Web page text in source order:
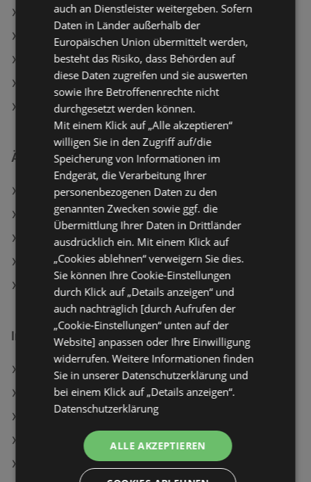
Aktuelle Dehner Garten-Center Flugblätter
Aktuelle OBI Flugblätter
Aktuelle bellaflora Flugblätter
Aktuelle hagebaumarkt Flugblätter
Aktuelle Matratzen Concord Flugblätter
Ähnliche Händler
JYSK Angebote
Matratzen Concord Angebote
Hornbach Angebote
OBI Angebote
Hagebau Lieb Markt Angebote
Interessantes auf wogibtswas.at
Taschen Shadow Angebote
LIBRO Filialen in Feldham
Fiat Filialen in Schildbach
BILLA Filialen in Mallau
auch an Dienstleister weitergeben. Sofern
Daten in Länder außerhalb der
Europäischen Union übermittelt werden,
besteht das Risiko, dass Behörden auf
diese Daten zugreifen und sie auswerten
sowie Ihre Betroffenenrechte nicht
durchgesetzt werden können.
Mit einem Klick auf „Alle akzeptieren“
willigen Sie in den Zugriff auf/die
Speicherung von Informationen im
Endgerät, die Verarbeitung Ihrer
personenbezogenen Daten zu den
genannten Zwecken sowie ggf. die
Übermittlung Ihrer Daten in Drittländer
ausdrücklich ein. Mit einem Klick auf
„Cookies ablehnen“ verweigern Sie dies.
Sie können Ihre Cookie-Einstellungen
durch Klick auf „Details anzeigen“ und
auch nachträglich [durch Aufrufen der
„Cookie-Einstellungen“ unten auf der
Website] anpassen oder Ihre Einwilligung
widerrufen. Weitere Informationen finden
Sie in unserer Datenschutzerklärung und
bei einem Klick auf „Details anzeigen“.
Datenschutzerklärung
ALLE AKZEPTIEREN